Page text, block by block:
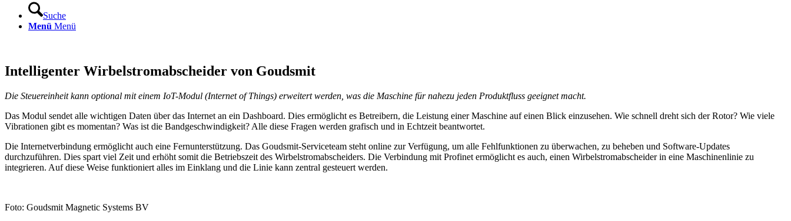
Suche
Menü Menü
Intelligenter Wirbelstromabscheider von Goudsmit
Die Steuereinheit kann optional mit einem IoT-Modul (Internet of Things) erweitert werden, was die Maschine für nahezu jeden Produktfluss geeignet macht.
Das Modul sendet alle wichtigen Daten über das Internet an ein Dashboard. Dies ermöglicht es Betreibern, die Leistung einer Maschine auf einen Blick einzusehen. Wie schnell dreht sich der Rotor? Wie viele
Vibrationen gibt es momentan? Was ist die Bandgeschwindigkeit? Alle diese Fragen werden grafisch und in Echtzeit beantwortet.
Die Internetverbindung ermöglicht auch eine Fernunterstützung. Das Goudsmit-Serviceteam steht online zur Verfügung, um alle Fehlfunktionen zu überwachen, zu beheben und Software-Updates
durchzuführen. Dies spart viel Zeit und erhöht somit die Betriebszeit des Wirbelstromabscheiders. Die Verbindung mit Profinet ermöglicht es auch, einen Wirbelstromabscheider in eine Maschinenlinie zu
integrieren. Auf diese Weise funktioniert alles im Einklang und die Linie kann zentral gesteuert werden.
Foto: Goudsmit Magnetic Systems BV